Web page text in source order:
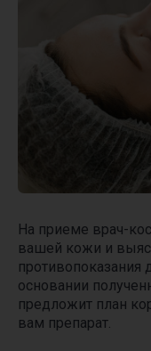
На приеме врач-
вашей кожи и
противопоказания
основании
предложит план
вам препарат.